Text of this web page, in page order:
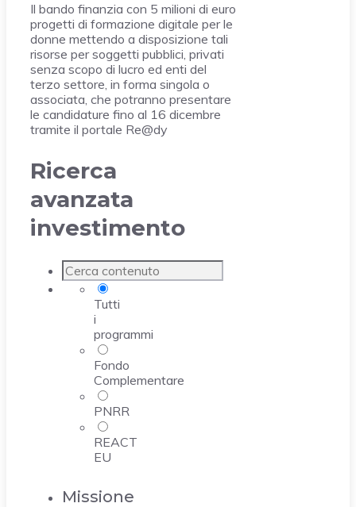
Il bando finanzia con 5 milioni di euro
progetti di formazione digitale per le
donne mettendo a disposizione tali
risorse per soggetti pubblici, privati
senza scopo di lucro ed enti del
terzo settore, in forma singola o
associata, che potranno presentare
le candidature fino al 16 dicembre
tramite il portale Re@dy
Ricerca
avanzata
investimento
Tutti
i
programmi
Fondo
Complementare
PNRR
REACT
EU
Missione